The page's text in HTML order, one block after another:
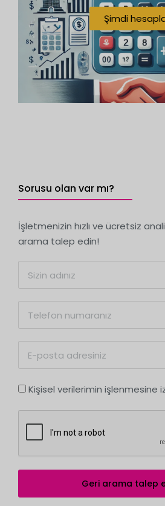
Şimdi
Sorusu olan var mı?
İşletmenizin hızlı ve ücretsiz
arama talep edin!
Kişisel verilerimin işlenmesine
Geri arama talep